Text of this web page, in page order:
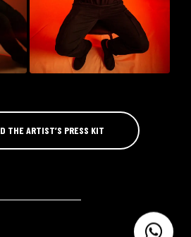
THE ARTIST’S PRESS KIT